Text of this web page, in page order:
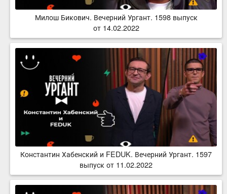
Милош Бикович. Вечерний Ургант. 1598 выпуск
от 14.02.2022
Константин Хабенский и FEDUK. Вечерний Ургант. 1597
выпуск от 11.02.2022